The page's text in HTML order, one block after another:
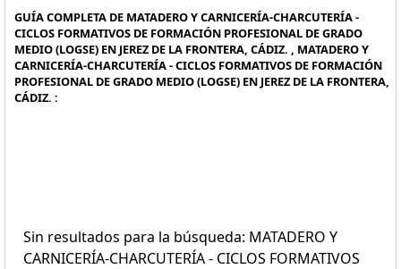
GUÍA COMPLETA DE MATADERO Y CARNICERÍA-CHARCUTERÍA -
CICLOS FORMATIVOS DE FORMACIÓN PROFESIONAL DE GRADO
MEDIO (LOGSE) EN JEREZ DE LA FRONTERA, CÁDIZ. , MATADERO Y
CARNICERÍA-CHARCUTERÍA - CICLOS FORMATIVOS DE FORMACIÓN
PROFESIONAL DE GRADO MEDIO (LOGSE) EN JEREZ DE LA FRONTERA,
CÁDIZ. :
Sin resultados para la búsqueda: MATADERO Y
CARNICERÍA-CHARCUTERÍA - CICLOS FORMATIVOS